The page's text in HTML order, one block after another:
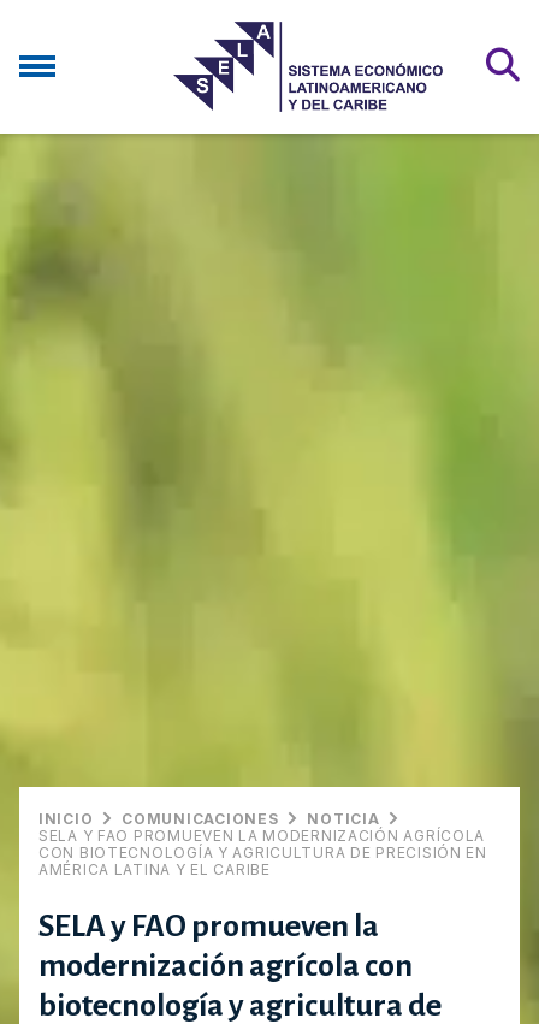
INICIO COMUNICACIONES
NOTICIA
SELA Y FAO PROMUEVEN LA MODERNIZACIÓN AGRÍCOLA
CON BIOTECNOLOGÍA Y AGRICULTURA DE PRECISIÓN EN
AMÉRICA LATINA Y EL CARIBE
SELA y FAO promueven la
modernización agrícola con
biotecnología y agricultura de